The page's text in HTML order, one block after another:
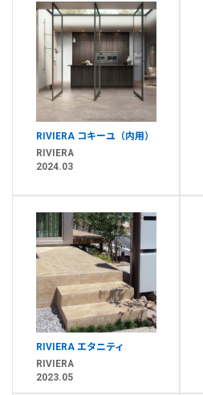
RIVIERA コキーユ（内用）
RIVIERA
2024.03
RIVIERA エタニティ
RIVIERA
2023.05